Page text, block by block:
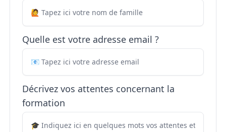
Quelle est votre adresse email ?
Décrivez vos attentes concernant la
formation